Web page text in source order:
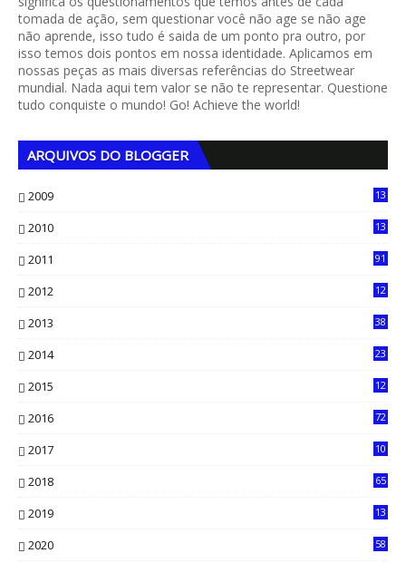
tomada de ação, sem questionar você não age se não age
não aprende, isso tudo é saida de um ponto pra outro, por
isso temos dois pontos em nossa identidade. Aplicamos em
nossas peças as mais diversas referências do Streetwear
mundial. Nada aqui tem valor se não te representar. Questione
tudo conquiste o mundo! Go! Achieve the world!
ARQUIVOS DO BLOGGER
2009
13
2010
13
2011 91
2012
12
2013
38
2014
23
2015
12
2016
72
2017 10
2018 65
2019
13
2020
58